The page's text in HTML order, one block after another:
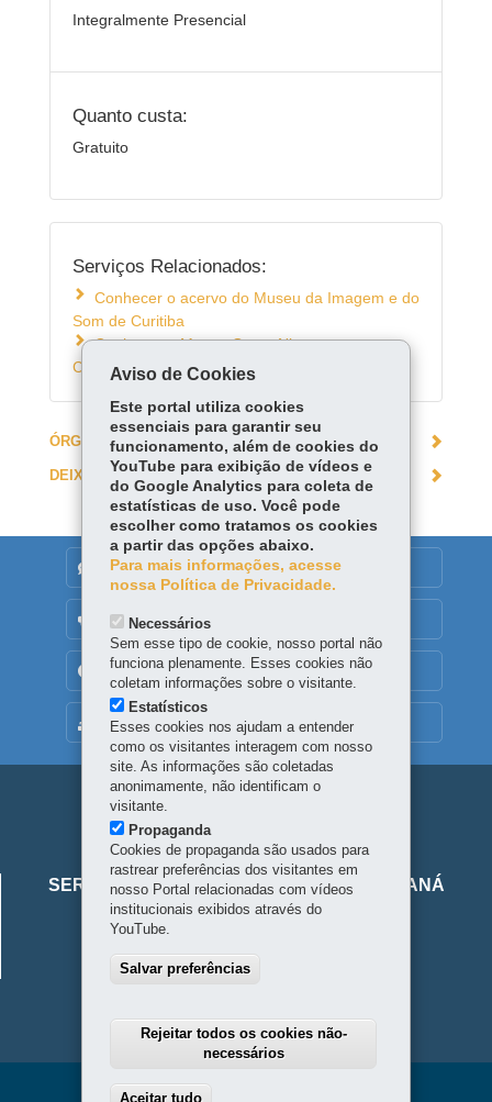
Integralmente Presencial
Quanto custa:
Gratuito
Serviços Relacionados:
Conhecer o acervo do Museu da Imagem e do
Som de Curitiba
Conhecer o Museu Oscar Niemeyer em
Curitiba
ÓRGÃO RESPONSÁVEL
DEIXE SUA OPINIÃO
MAPA DO SITE
DENUNCIE CORRUPÇÃO
OUVIDORIA
TRANSPARÊNCIA INSTITUCIONAL
Navegação
principal
Viaje
Parana
SERVIÇO SOCIAL AUTÔNOMO VIAJE PARANÁ
Alameda Júlia da Costa, 64 - São Francisco
Horário de atendimento: 8h30 a 18h
Aviso de Cookies
Este portal utiliza cookies
essenciais para garantir seu
funcionamento, além de cookies do
YouTube para exibição de vídeos e
do Google Analytics para coleta de
estatísticas de uso. Você pode
escolher como tratamos os cookies
a partir das opções abaixo.
Para mais informações, acesse
nossa Política de Privacidade.
Necessários
Sem esse tipo de cookie, nosso portal não
funciona plenamente. Esses cookies não
coletam informações sobre o visitante.
Estatísticos
Esses cookies nos ajudam a entender
como os visitantes interagem com nosso
site. As informações são coletadas
anonimamente, não identificam o
visitante.
Propaganda
Cookies de propaganda são usados para
rastrear preferências dos visitantes em
nosso Portal relacionadas com vídeos
institucionais exibidos através do
YouTube.
Salvar preferências
Rejeitar todos os cookies não-
necessários
Aceitar tudo